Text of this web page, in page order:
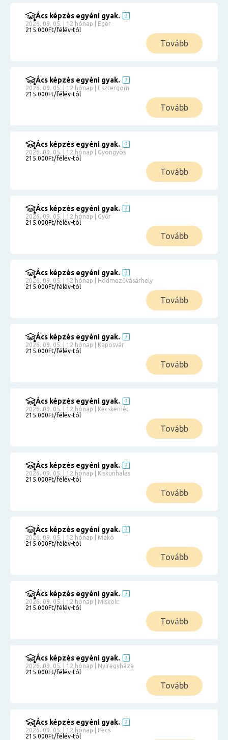
Ács képzés egyéni gyak.
2026. 09. 05. | 12 hónap | Eger
215.000Ft/félév-tól
Tovább
Ács képzés egyéni gyak.
2026. 09. 05. | 12 hónap | Esztergom
215.000Ft/félév-tól
Tovább
Ács képzés egyéni gyak.
2026. 09. 05. | 12 hónap | Gyöngyös
215.000Ft/félév-tól
Tovább
Ács képzés egyéni gyak.
2026. 09. 05. | 12 hónap | Győr
215.000Ft/félév-tól
Tovább
Ács képzés egyéni gyak.
2026. 09. 05. | 12 hónap | Hódmezővásárhely
215.000Ft/félév-tól
Tovább
Ács képzés egyéni gyak.
2026. 09. 05. | 12 hónap | Kaposvár
215.000Ft/félév-tól
Tovább
Ács képzés egyéni gyak.
2026. 09. 05. | 12 hónap | Kecskemét
215.000Ft/félév-tól
Tovább
Ács képzés egyéni gyak.
2026. 09. 05. | 12 hónap | Kiskunhalas
215.000Ft/félév-tól
Tovább
Ács képzés egyéni gyak.
2026. 09. 05. | 12 hónap | Makó
215.000Ft/félév-tól
Tovább
Ács képzés egyéni gyak.
2026. 09. 05. | 12 hónap | Miskolc
215.000Ft/félév-tól
Tovább
Ács képzés egyéni gyak.
2026. 09. 05. | 12 hónap | Nyíregyháza
215.000Ft/félév-tól
Tovább
Ács képzés egyéni gyak.
2026. 09. 05. | 12 hónap | Pécs
215.000Ft/félév-tól